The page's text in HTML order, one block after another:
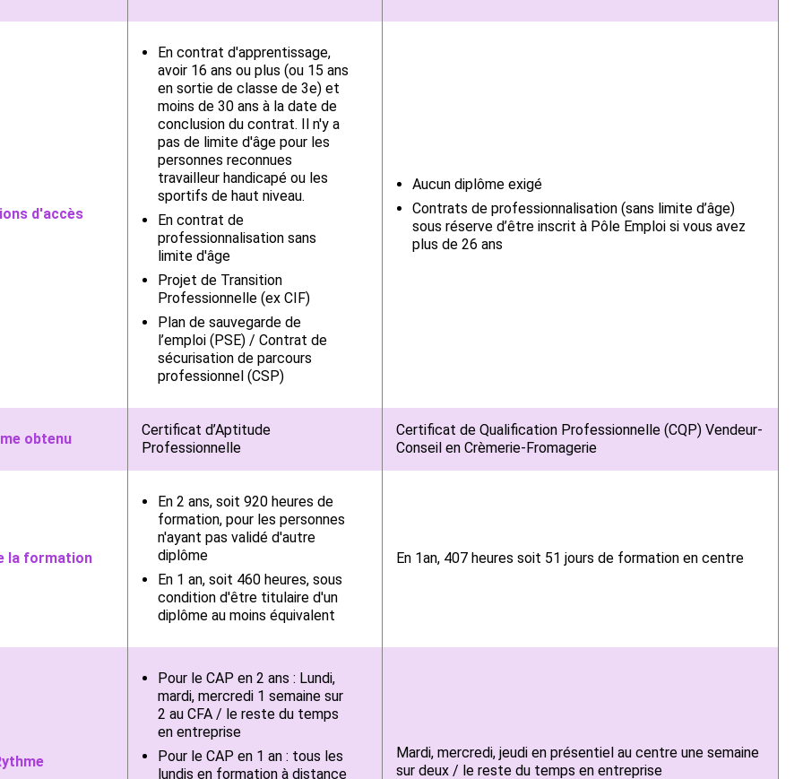
d'accès
En contrat d'apprentissage,
avoir 16 ans ou plus (ou 15 ans
en sortie de classe de 3e) et
moins de 30 ans à la date de
conclusion du contrat.
Il n'y a
pas de limite d'âge pour les
personnes reconnues
travailleur handicapé ou les
sportifs de haut niveau.
En contrat de
professionnalisation sans
limite d'âge
Projet de Transition
Professionnelle (ex CIF)
Plan de sauvegarde de
l’emploi (PSE) / Contrat de
sécurisation de parcours
professionnel (CSP)
Aucun diplôme exigé
Contrats de professionnalisation (sans limite d’âge)
sous réserve d’être inscrit à Pôle Emploi si vous avez
plus de 26 ans
obtenu
Certificat d’Aptitude
Professionnelle
Certificat de Qualification Professionnelle (CQP) Vendeur-
Conseil en Crèmerie-Fromagerie
la formation
En 2 ans, soit 920 heures de
formation, pour les personnes
n'ayant pas validé d'autre
diplôme
En 1 an, soit 460 heures, sous
condition d'être titulaire d'un
diplôme au moins équivalent
En 1an, 407 heures soit 51 jours de formation en centre
Pour le CAP en 2 ans : Lundi,
mardi, mercredi 1 semaine sur
2 au CFA / le reste du temps
en entreprise
Pour le CAP en 1 an : tous les
lundis en formation à distance
Mardi, mercredi, jeudi en présentiel au centre une semaine
sur deux / le reste du temps en entreprise